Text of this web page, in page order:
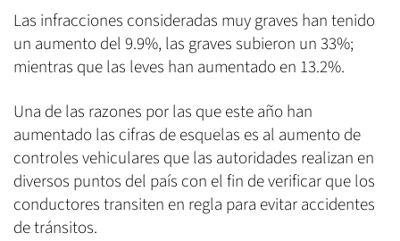
Las infracciones consideradas muy graves han tenido
un aumento del 9.9%, las graves subieron un 33%;
mientras que las leves han aumentado en 13.2%.
Una de las razones por las que este año han
aumentado las cifras de esquelas es al aumento de
controles vehiculares que las autoridades realizan en
diversos puntos del país con el fin de verificar que los
conductores transiten en regla para evitar accidentes
de tránsitos.